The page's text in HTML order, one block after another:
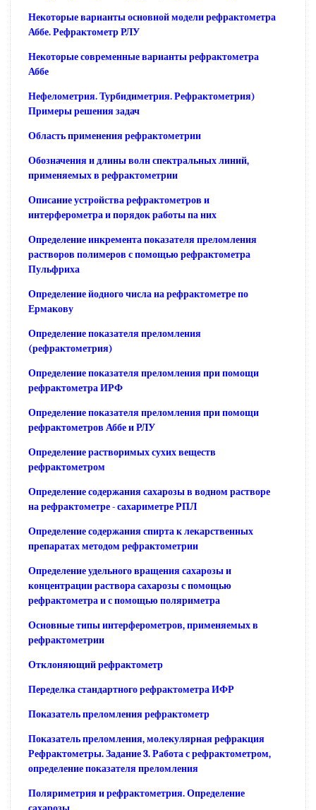
Некоторые варианты основной модели рефрактометра
Аббе. Рефрактометр РЛУ
Некоторые современные варианты рефрактометра
Аббе
Нефелометрия. Турбидиметрия. Рефрактометрия)
Примеры решения задач
Область применения рефрактометрии
Обозначения и длины волн спектральных линий,
применяемых в рефрактометрии
Описание устройства рефрактометров и
интерферометра и порядок работы па них
Определение инкремента показателя преломления
растворов полимеров с помощью рефрактометра
Пульфриха
Определение йодного числа на рефрактометре по
Ермакову
Определение показателя преломления
(рефрактометрия)
Определение показателя преломления при помощи
рефрактометра ИРФ
Определение показателя преломления при помощи
рефрактометров Аббе и РЛУ
Определение растворимых сухих веществ
рефрактометром
Определение содержания сахарозы в водном растворе
на рефрактометре - сахариметре РПЛ
Определение содержания спирта к лекарственных
препаратах методом рефрактометрии
Определение удельного вращения сахарозы и
концентрации раствора сахарозы с помощью
рефрактометра и с помощью поляриметра
Основные типы интерферометров, применяемых в
рефрактометрии
Отклоняющий рефрактометр
Переделка стандартного рефрактометра ИФР
Показатель преломления рефрактометр
Показатель преломления, молекулярная рефракция
Рефрактометры. Задание 3. Работа с рефрактометром,
определение показателя преломления
Поляриметрия и рефрактометрия. Определение